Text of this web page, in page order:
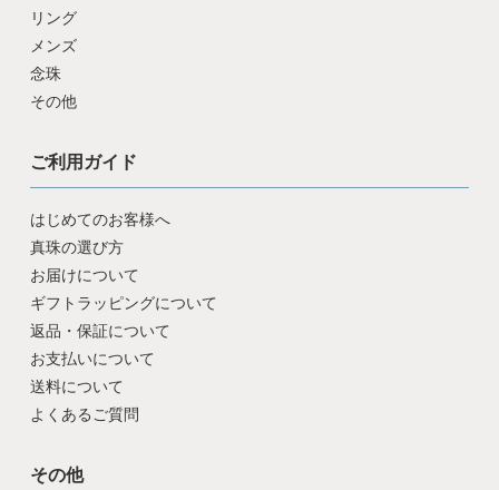
リング
メンズ
念珠
その他
ご利用ガイド
はじめてのお客様へ
真珠の選び方
お届けについて
ギフトラッピングについて
返品・保証について
お支払いについて
送料について
よくあるご質問
その他